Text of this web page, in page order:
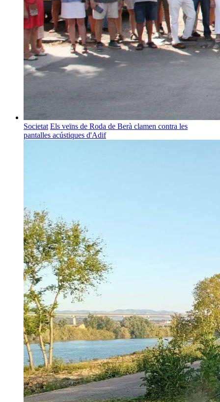
Societat Els veïns de Roda de Berà clamen contra les
pantalles acústiques d'Adif